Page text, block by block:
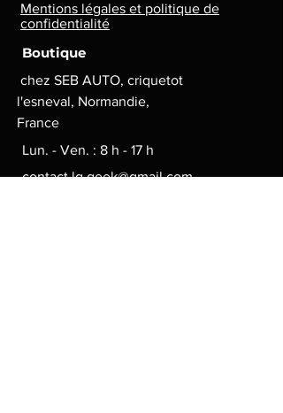
Mentions légales et politique de
confidentialité
Boutique
chez SEB AUTO, criquetot
l'esneval, Normandie,
France
Lun. - Ven. : 8 h - 17 h
contact.lg.geek@gmail.com